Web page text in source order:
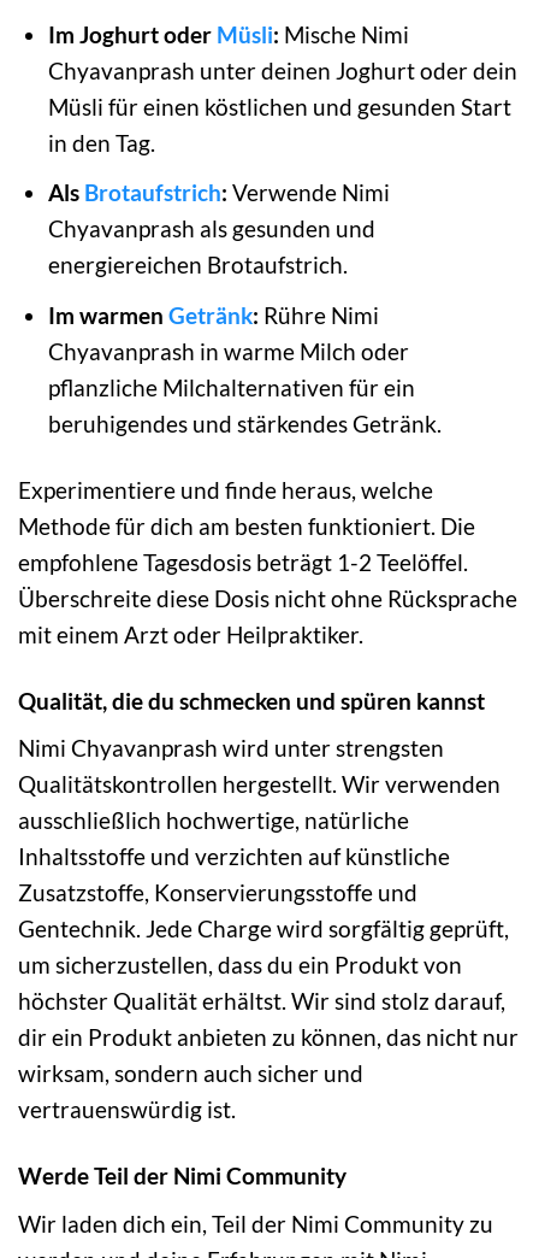
Im Joghurt oder Müsli: Mische Nimi
Chyavanprash unter deinen Joghurt oder dein
Müsli für einen köstlichen und gesunden Start
in den Tag.
Als Brotaufstrich: Verwende Nimi
Chyavanprash als gesunden und
energiereichen Brotaufstrich.
Im warmen Getränk: Rühre Nimi
Chyavanprash in warme Milch oder
pflanzliche Milchalternativen für ein
beruhigendes und stärkendes Getränk.
Experimentiere und finde heraus, welche
Methode für dich am besten funktioniert. Die
empfohlene Tagesdosis beträgt 1-2 Teelöffel.
Überschreite diese Dosis nicht ohne Rücksprache
mit einem Arzt oder Heilpraktiker.
Qualität, die du schmecken und spüren kannst
Nimi Chyavanprash wird unter strengsten
Qualitätskontrollen hergestellt. Wir verwenden
ausschließlich hochwertige, natürliche
Inhaltsstoffe und verzichten auf künstliche
Zusatzstoffe, Konservierungsstoffe und
Gentechnik. Jede Charge wird sorgfältig geprüft,
um sicherzustellen, dass du ein Produkt von
höchster Qualität erhältst. Wir sind stolz darauf,
dir ein Produkt anbieten zu können, das nicht nur
wirksam, sondern auch sicher und
vertrauenswürdig ist.
Werde Teil der Nimi Community
Wir laden dich ein, Teil der Nimi Community zu